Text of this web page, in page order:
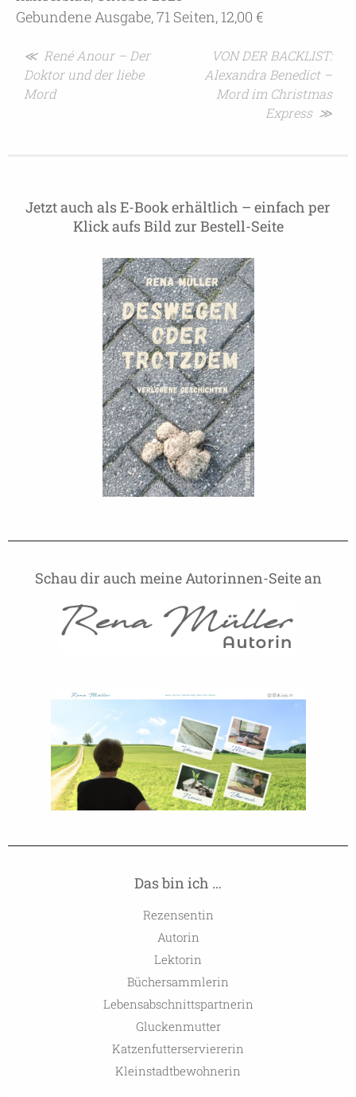
Gebundene Ausgabe, 71 Seiten, 12,00 €
Beitragsnavigation
≪ René Anour – Der
Doktor und der liebe
Mord
VON DER BACKLIST:
Alexandra Benedict –
Mord im Christmas
Express ≫
Jetzt auch als E-Book erhältlich – einfach per
Klick aufs Bild zur Bestell-Seite
Schau dir auch meine Autorinnen-Seite an
Das bin ich …
Rezensentin
Autorin
Lektorin
Büchersammlerin
Lebensabschnittspartnerin
Gluckenmutter
Katzenfutterserviererin
Kleinstadtbewohnerin